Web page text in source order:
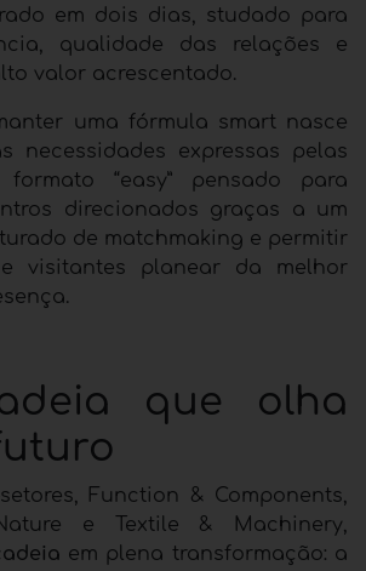
em dois dias, studado para
qualidade das relações e
valor acrescentado.
uma fórmula smart nasce
necessidades expressas pelas
formato “easy” pensado para
direcionados graças a um
de matchmaking e permitir
visitantes planear da melhor
.
que olha
Function & Components,
e Textile & Machinery,
em plena transformação: a